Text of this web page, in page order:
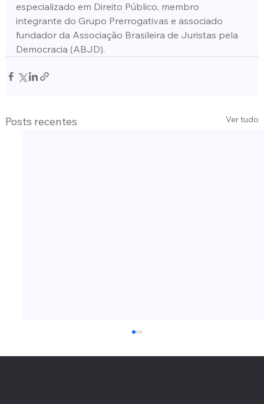
especializado em Direito Público, membro
integrante do Grupo Prerrogativas e associado
fundador da Associação Brasileira de Juristas pela
Democracia (ABJD).
Posts recentes Ver tudo